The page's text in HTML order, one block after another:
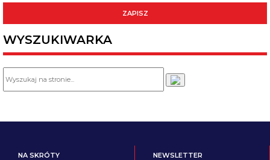
WYSZUKIWARKA
NA SKRÓTY NEWSLETTER